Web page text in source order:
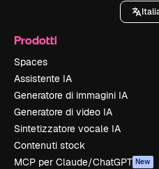
Prodotti
Spaces
Assistente IA
Generatore di immagini IA
Generatore di video IA
Sintetizzatore vocale IA
Contenuti stock
MCP per Claude/ChatGPT New